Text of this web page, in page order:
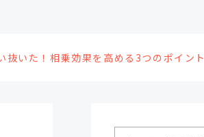
抜いた！相乗効果を高める3つのポイント